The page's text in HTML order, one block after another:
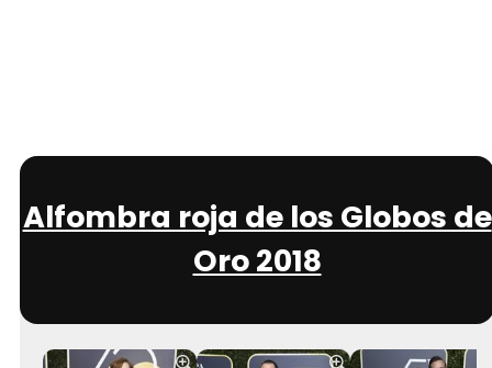
Alfombra roja de los Globos de
Oro 2018